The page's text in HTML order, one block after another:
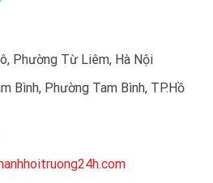
Phường Từ Liêm, Hà Nội
Bình, Phường Tam Bình, TP.Hồ